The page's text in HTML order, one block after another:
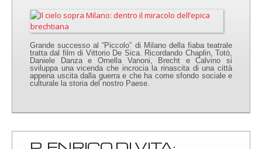
Grande successo al “Piccolo” di Milano della fiaba teatrale
tratta dal film di Vittorio De Sica. Ricordando Chaplin, Totò,
Daniele Danza e Ornella Vanoni, Brecht e Calvino si
sviluppa una vicenda che incrocia la rinascita di una città
appena uscita dalla guerra e che ha come sfondo sociale e
culturale la storia del nostro Paese.